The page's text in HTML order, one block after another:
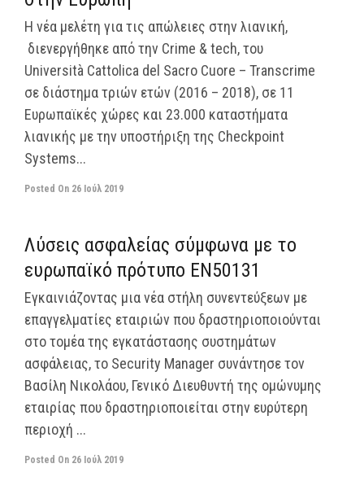
Η νέα μελέτη για τις απώλειες στην λιανική,
διενεργήθηκε από την Crime & tech, του
Università Cattolica del Sacro Cuore – Transcrime
σε διάστημα τριών ετών (2016 – 2018), σε 11
Ευρωπαϊκές χώρες και 23.000 καταστήματα
λιανικής με την υποστήριξη της Checkpoint
Systems...
Posted On 26 Ιούλ 2019
Λύσεις ασφαλείας σύμφωνα με το
ευρωπαϊκό πρότυπο ΕΝ50131
Εγκαινιάζοντας μια νέα στήλη συνεντεύξεων με
επαγγελματίες εταιριών που δραστηριοποιούνται
στο τομέα της εγκατάστασης συστημάτων
ασφάλειας, το Security Manager συνάντησε τον
Βασίλη Νικολάου, Γενικό Διευθυντή της ομώνυμης
εταιρίας που δραστηριοποιείται στην ευρύτερη
περιοχή ...
Posted On 26 Ιούλ 2019